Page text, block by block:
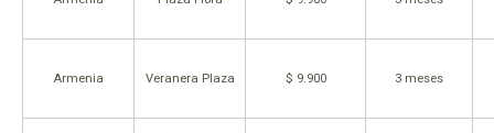
Armenia Veranera Plaza $ 9.900 3 meses